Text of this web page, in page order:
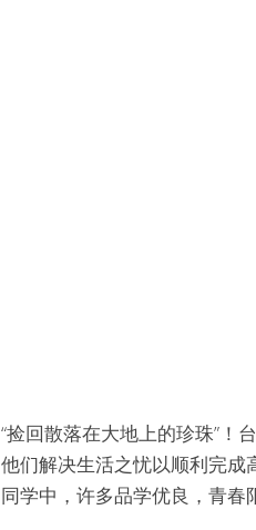
“捡回散落在大地上的珍珠”！
他们解决生活之忧以顺利完
同学中，许多品学优良，青春